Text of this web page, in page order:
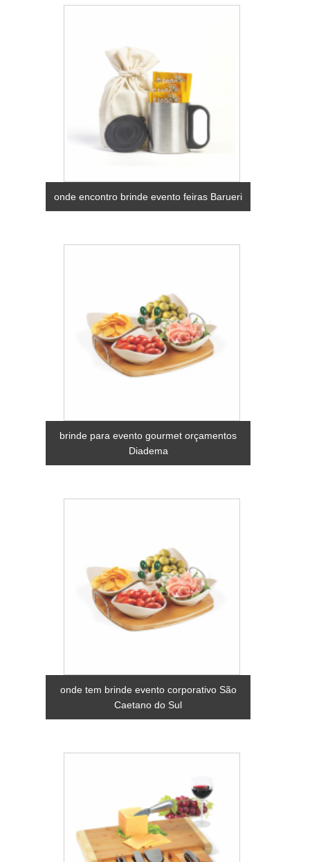
onde encontro brinde evento feiras Barueri
brinde para evento gourmet orçamentos
Diadema
onde tem brinde evento corporativo São
Caetano do Sul